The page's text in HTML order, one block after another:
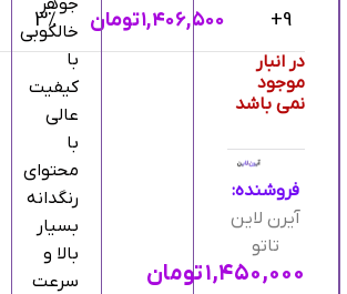
9+ ۱,۴۰۶,۵۰۰تومان 3%
در انبار
موجود
نمی باشد
۱,۴۵۰,۰۰۰تومان
فروشنده:
آیرن لاین
تاتو
جوهر
خالکوبی
با
کیفیت
عالی
با
محتوای
رنگدانه
بسیار
بالا و
سرعت